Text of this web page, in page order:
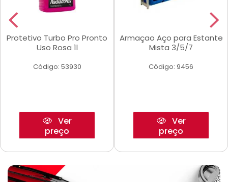
Protetivo Turbo Pro Pronto
Uso Rosa 1l
Código: 53930
Ver
preço
Armaçao Aço para Estante
Mista 3/5/7
Código: 9456
Ver
preço